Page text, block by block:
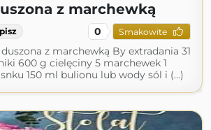
z marchewką
0 Smakowite
z marchewką By extradania 31
600 g cielęciny 5 marchewek 1
150 ml bulionu lub wody sól i (...)